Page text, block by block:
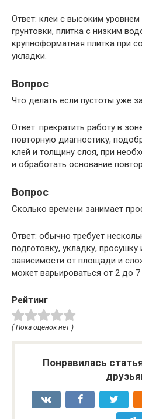
Ответ: клеи с высоким
грунтовки, плитка с низким
крупноформатная плитка при
укладки.
Вопрос
Что делать если пустоты уже
Ответ: прекратить работу в
повторную диагностику,
клей и толщину слоя, при
и обработать основание
Вопрос
Сколько времени занимает
Ответ: обычно требует
подготовку, укладку, просушку
зависимости от площади и
может варьироваться от 2 до 7
Рейтинг
( Пока оценок нет )
Понравилась